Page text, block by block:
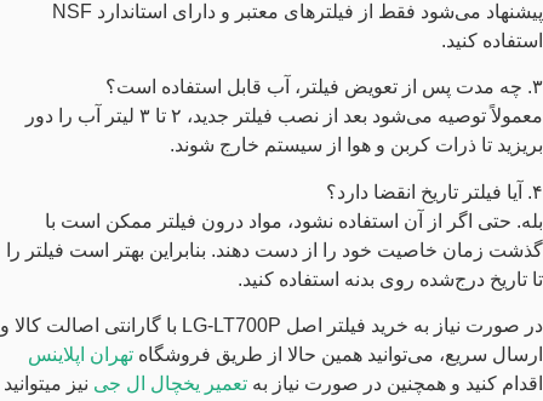
پیشنهاد می‌شود فقط از فیلترهای معتبر و دارای استاندارد NSF
استفاده کنید.
۳. چه مدت پس از تعویض فیلتر، آب قابل استفاده است؟
معمولاً توصیه می‌شود بعد از نصب فیلتر جدید، ۲ تا ۳ لیتر آب را دور
بریزید تا ذرات کربن و هوا از سیستم خارج شوند.
۴. آیا فیلتر تاریخ انقضا دارد؟
بله. حتی اگر از آن استفاده نشود، مواد درون فیلتر ممکن است با
گذشت زمان خاصیت خود را از دست دهند. بنابراین بهتر است فیلتر را
تا تاریخ درج‌شده روی بدنه استفاده کنید.
در صورت نیاز به خرید فیلتر اصل LG-LT700P با گارانتی اصالت کالا و
ارسال سریع، می‌توانید همین حالا از طریق فروشگاه تهران اپلاینس
اقدام کنید و همچنین در صورت نیاز به تعمیر یخچال ال جی نیز میتوانید